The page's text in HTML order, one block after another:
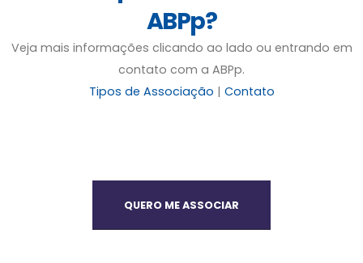
ABPp?
Veja mais informações clicando ao lado ou entrando em
contato com a ABPp.
Tipos de Associação | Contato
QUERO ME ASSOCIAR